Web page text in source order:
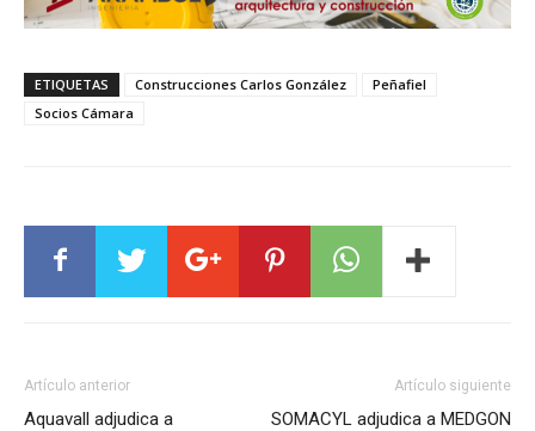
ETIQUETAS Construcciones Carlos González
Peñafiel
Socios Cámara
Artículo anterior
Aquavall adjudica a
Artículo siguiente
SOMACYL adjudica a MEDGON